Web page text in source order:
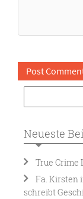
Neueste
True Crime
Fa. Kirsten
schreibt